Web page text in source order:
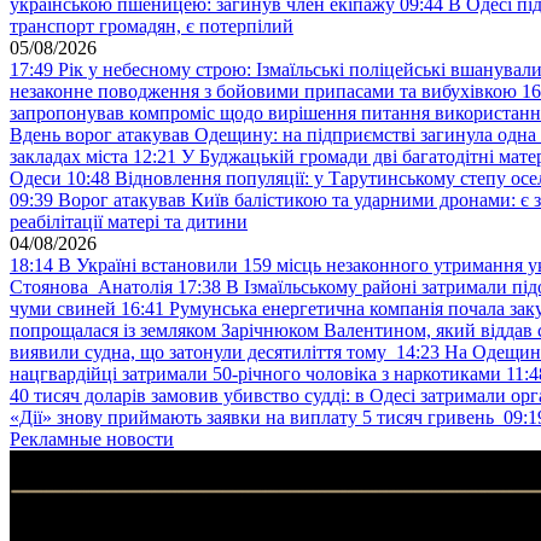
українською пшеницею: загинув член екіпажу 09:44 В Одесі
транспорт громадян, є потерпілий
05/08/2026
17:49 Рік у небесному строю: Ізмаїльські поліцейські
незаконне поводження з бойовими припасами та вибухівкою
запропонував компроміс щодо вирішення питання
Вдень ворог атакував Одещину: на підприємстві загинула
закладах міста 12:21 У Буджацькій громади дві багатодітні
Одеси 10:48 Відновлення популяції: у Тарутинському степу
09:39 Ворог атакував Київ балістикою та ударними дронами: є
реабілітації матері та дитини
04/08/2026
18:14 В Україні встановили 159 місць незаконного утримання
Стоянова Анатолія 17:38 В Ізмаїльському районі затримали
чуми свиней 16:41 Румунська енергетична компанія почала
попрощалася із земляком Зарічнюком Валентином, який віддав
виявили судна, що затонули десятиліття тому 14:23 На Одещині
нацгвардійці затримали 50-річного чоловіка з наркотиками
40 тисяч доларів замовив убивство судді: в Одесі затримали
«Дії» знову приймають заявки на виплату 5 тисяч гривень
Рекламные новости